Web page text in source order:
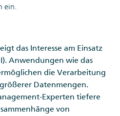
ein.
das Interesse am Einsatz
Anwendungen wie das
die Verarbeitung
Datenmengen.
Experten tiefere
von